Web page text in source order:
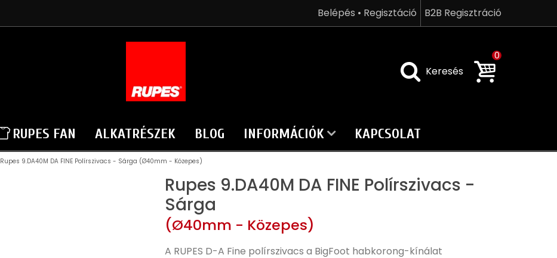
Belépés • Regisztáció B2B Regisztráció
Keresés
0
RUPES FAN ALKATRÉSZEK BLOG INFORMÁCIÓK KAPCSOLAT
Rupes 9.DA40M DA FINE Polírszivacs - Sárga (Ø40mm - Közepes)
Rupes 9.DA40M DA FINE Polírszivacs -
Sárga
(Ø40mm - Közepes)
A RUPES D-A Fine polírszivacs a BigFoot habkorong-kínálat